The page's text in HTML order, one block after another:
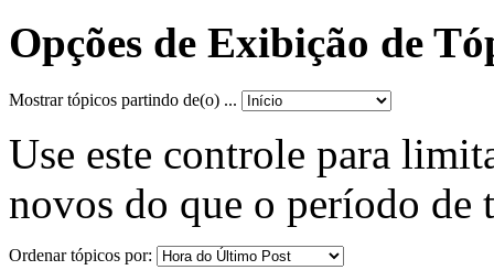
Opções de Exibição de
Mostrar tópicos partindo de(o) ...
Use este controle para
novos do que o período de
Ordenar tópicos por: